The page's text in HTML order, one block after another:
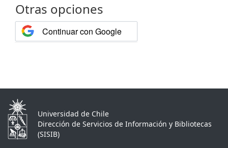
Otras opciones
Continuar con Google
Universidad de Chile
Dirección de Servicios de Información y Bibliotecas
(SISIB)